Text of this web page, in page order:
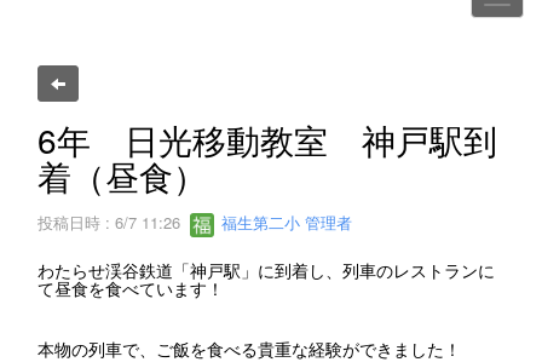
6年 日光移動教室 神戸駅到
着（昼食）
投稿日時 : 6/7 11:26 福生第二小 管理者
わたらせ渓谷鉄道「神戸駅」に到着し、列車のレストランに
て昼食を食べています！
本物の列車で、ご飯を食べる貴重な経験ができました！